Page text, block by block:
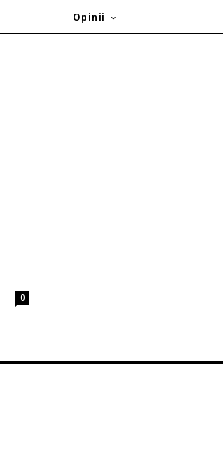
Opinii
0